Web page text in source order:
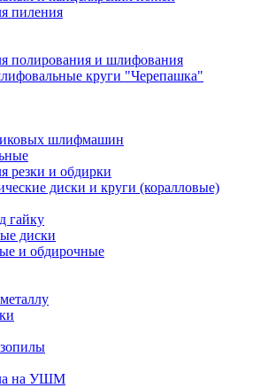
пиления
полирования и шлифования
круги "Черепашка"
шлифмашин
резки и обдирки
диски и круги (коралловые)
гайку
диски
и обдирочные
на УШМ